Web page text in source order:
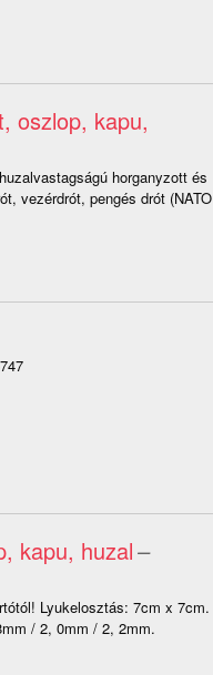
oszlop, kapu,
horganyzott és
vezérdrót, pengés drót (NATO
kapu, huzal–
Lyukelosztás: 7cm x 7cm.
/ 2, 0mm / 2, 2mm.